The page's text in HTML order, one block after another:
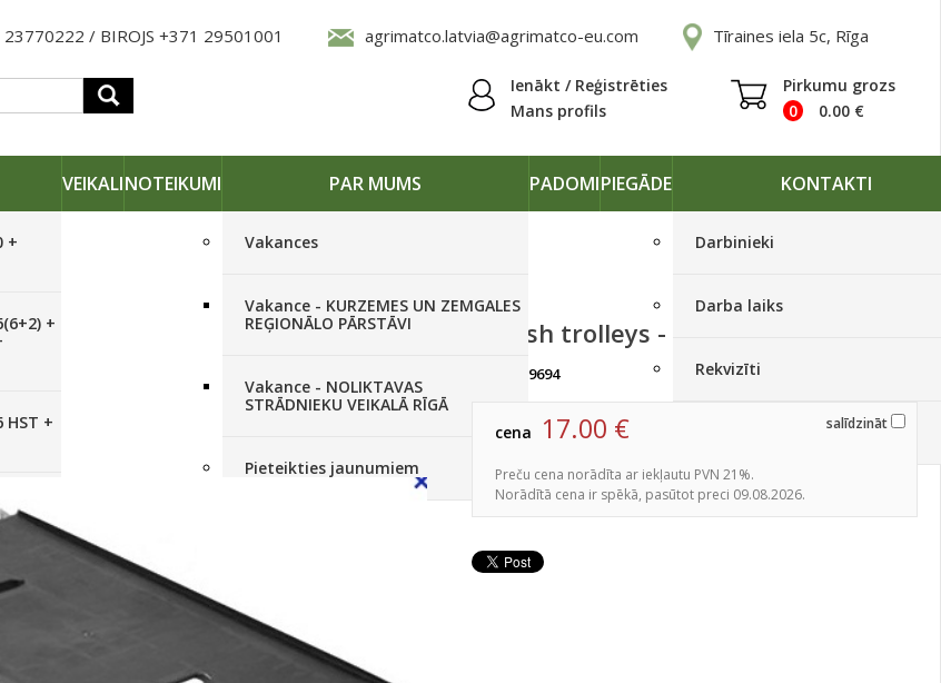
23770222 / BIROJS +371 29501001 agrimatco.latvia@agrimatco-eu.com Tīraines iela 5c, Rīga
Ienākt / Reģistrēties
Mans profils
Pirkumu grozs
0
0.00 €
+
+
HST +
+
VEIKALINOTEIKUMI PAR MUMS
Vakances
Vakance - KURZEMES UN ZEMGALES
REĢIONĀLO PĀRSTĀVI
Vakance - NOLIKTAVAS
STRĀDNIEKU VEIKALĀ RĪGĀ
Pieteikties jaunumiem
PADOMIPIEGĀDE KONTAKTI
Darbinieki
Darba laiks
Rekvizīti
Danish trolleys - plaukti
9694
salīdzināt
cena 17.00 €
Preču cena norādīta ar iekļautu PVN 21%.
Norādītā cena ir spēkā, pasūtot preci 09.08.2026.